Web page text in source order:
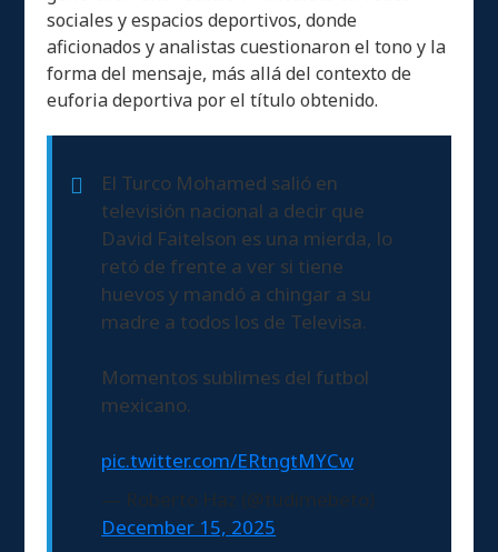
sociales y espacios deportivos, donde
aficionados y analistas cuestionaron el tono y la
forma del mensaje, más allá del contexto de
euforia deportiva por el título obtenido.
El Turco Mohamed salió en
televisión nacional a decir que
David Faitelson es una mierda, lo
retó de frente a ver si tiene
huevos y mandó a chingar a su
madre a todos los de Televisa.
Momentos sublimes del futbol
mexicano.
pic.twitter.com/ERtngtMYCw
— Roberto Haz (@tudimebeto)
December 15, 2025